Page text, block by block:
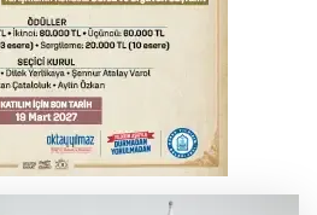
döviz fiyatları
altın fiyatları...